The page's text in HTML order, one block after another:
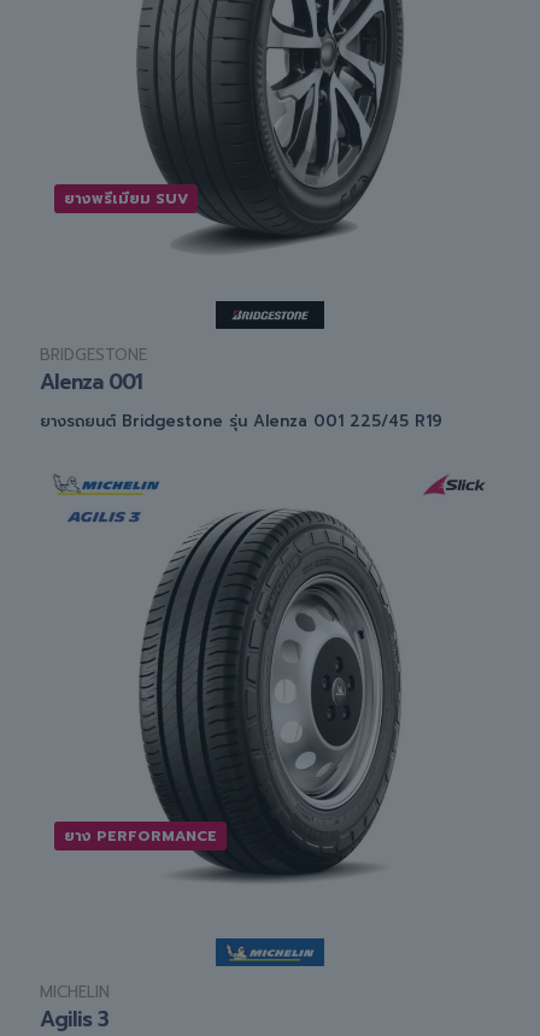
ยางพรีเมียม SUV
BRIDGESTONE
Alenza 001
ยางรถยนต์ Bridgestone รุ่น Alenza 001 225/45 R19
ยาง PERFORMANCE
MICHELIN
Agilis 3